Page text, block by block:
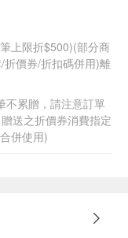
上限折$500)(部分商
價券/折扣碼併用)離
不累贈，請注意訂單
送之折價券消費指定
併使用)